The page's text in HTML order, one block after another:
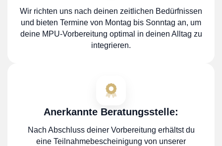
Wir richten uns nach deinen zeitlichen Bedürfnissen
und bieten Termine von Montag bis Sonntag an, um
deine MPU-Vorbereitung optimal in deinen Alltag zu
integrieren.
Anerkannte Beratungsstelle:
Nach Abschluss deiner Vorbereitung erhältst du
eine Teilnahmebescheinigung von unserer